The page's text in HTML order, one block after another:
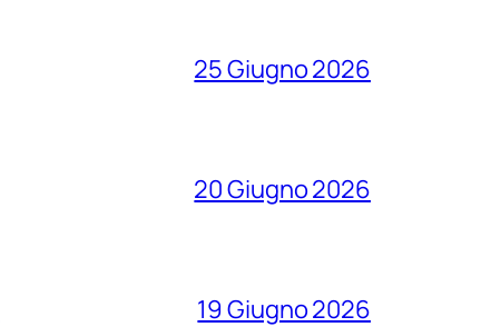
25 Giugno 2026
20 Giugno 2026
19 Giugno 2026